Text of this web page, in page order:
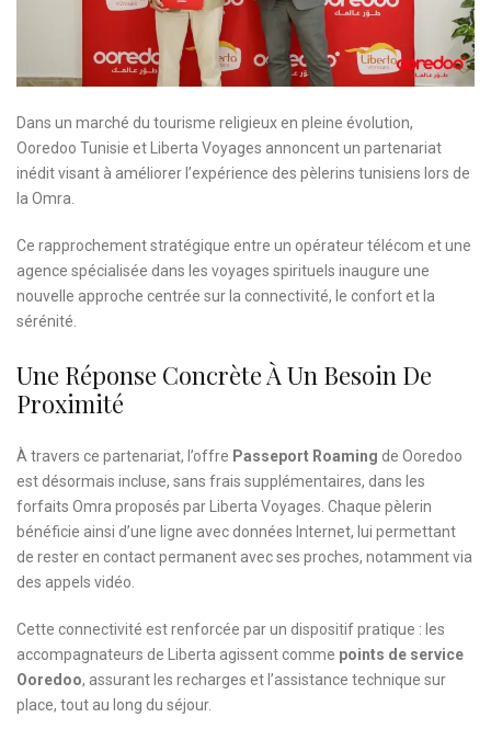
Dans un marché du tourisme religieux en pleine évolution,
Ooredoo Tunisie et Liberta Voyages annoncent un partenariat
inédit visant à améliorer l’expérience des pèlerins tunisiens lors de
la Omra.
Ce rapprochement stratégique entre un opérateur télécom et une
agence spécialisée dans les voyages spirituels inaugure une
nouvelle approche centrée sur la connectivité, le confort et la
sérénité.
Une Réponse Concrète À Un Besoin De
Proximité
À travers ce partenariat, l’offre Passeport Roaming de Ooredoo
est désormais incluse, sans frais supplémentaires, dans les
forfaits Omra proposés par Liberta Voyages. Chaque pèlerin
bénéficie ainsi d’une ligne avec données Internet, lui permettant
de rester en contact permanent avec ses proches, notamment via
des appels vidéo.
Cette connectivité est renforcée par un dispositif pratique : les
accompagnateurs de Liberta agissent comme points de service
Ooredoo, assurant les recharges et l’assistance technique sur
place, tout au long du séjour.